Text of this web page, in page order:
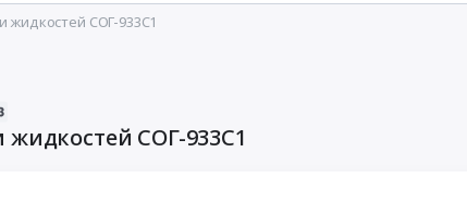
жидкостей СОГ-933С1
жидкостей СОГ-933С1